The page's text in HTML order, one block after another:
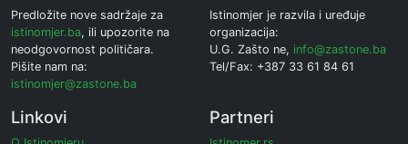
Predložite nove sadržaje za
istinomjer.ba, ili upozorite na
neodgovornost političara.
Pišite nam na:
istinomjer@zastone.ba
Istinomjer je razvila i uređuje
organizacija:
U.G. Zašto ne, info@zastone.ba
Tel/Fax: +387 33 61 84 61
Linkovi Partneri